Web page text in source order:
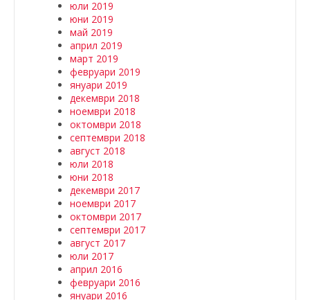
юли 2019
юни 2019
май 2019
април 2019
март 2019
февруари 2019
януари 2019
декември 2018
ноември 2018
октомври 2018
септември 2018
август 2018
юли 2018
юни 2018
декември 2017
ноември 2017
октомври 2017
септември 2017
август 2017
юли 2017
април 2016
февруари 2016
януари 2016